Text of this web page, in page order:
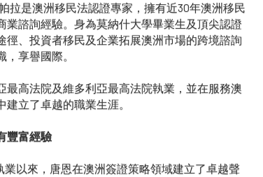
拉是澳洲移民法認證專家，擁有近30年澳洲移民
業諮詢經驗。身為莫納什大學畢業生及頂尖認證
徑、投資者移民及企業拓展澳洲市場的跨境諮詢
享譽國際。
最高法院及維多利亞最高法院執業，並在服務澳
立了卓越的職業生涯。
豐富經驗
業以來，唐恩在澳洲簽證策略領域建立了卓越聲